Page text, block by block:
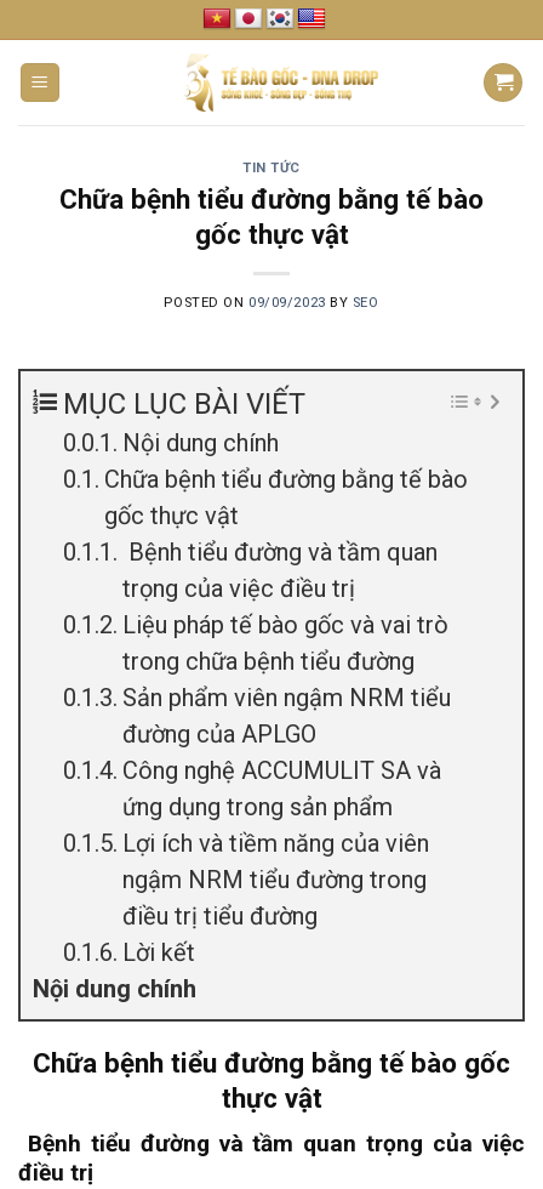
to
content
TIN TỨC
Chữa bệnh tiểu đường bằng tế bào
gốc thực vật
POSTED ON 09/09/2023 BY SEO
MỤC LỤC BÀI VIẾT
Nội dung chính
Chữa bệnh tiểu đường bằng tế bào
gốc thực vật
Bệnh tiểu đường và tầm quan
trọng của việc điều trị
Liệu pháp tế bào gốc và vai trò
trong chữa bệnh tiểu đường
Sản phẩm viên ngậm NRM tiểu
đường của APLGO
Công nghệ ACCUMULIT SA và
ứng dụng trong sản phẩm
Lợi ích và tiềm năng của viên
ngậm NRM tiểu đường trong
điều trị tiểu đường
Lời kết
Nội dung chính
Chữa bệnh tiểu đường bằng tế bào gốc
thực vật
Bệnh tiểu đường và tầm quan trọng của việc
điều trị